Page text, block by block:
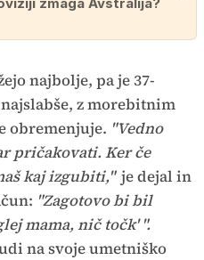
najbolje, pa je 37-
z morebitnim
obremenjuje. "Vedno
pričakovati. Ker če
kaj izgubiti," je dejal in
"Zagotovo bi bil
mama, nič točk' ".
na svoje umetniško